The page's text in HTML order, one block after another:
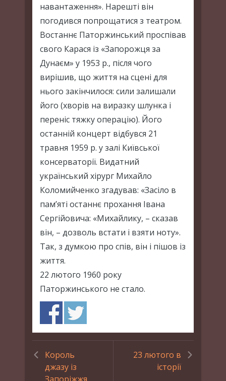
навантаження». Нарешті він
погодився попрощатися з театром.
Востаннє Паторжинський проспівав
свого Карася із «Запорожця за
Дунаєм» у 1953 р., після чого
вирішив, що життя на сцені для
нього закінчилося: сили залишали
його (хворів на виразку шлунка і
переніс тяжку операцію). Його
останній концерт відбувся 21
травня 1959 р. у залі Київської
консерваторії. Видатний
український хірург Михайло
Коломийченко згадував: «Засіло в
пам’яті останнє прохання Івана
Сергійовича: «Михайлику, – сказав
він, – дозволь встати і взяти ноту».
Так, з думкою про спів, він і пішов із
життя.
22 лютого 1960 року
Паторжинського не стало.
Король
джазу із
23 лютого в
історії